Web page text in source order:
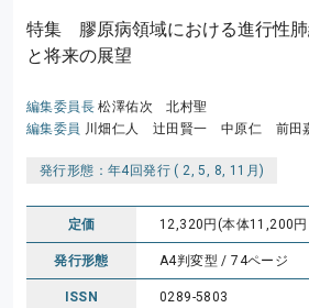
特集 膠原病領域における進行性
と将来の展望
編集委員長 松澤佑次 北村聖
編集委員 川畑仁人 辻田賢一 中原仁 前田
発行形態：年4回発行 ( 2, 5, 8, 11月)
定価 12,320円(本体11,200円
発行形態 A4判変型 / 74ページ
ISSN 0289-5803